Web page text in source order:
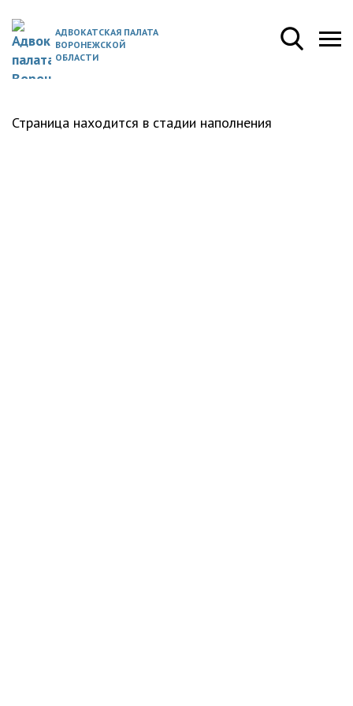
АДВОКАТСКАЯ ПАЛАТА
ВОРОНЕЖСКОЙ
ОБЛАСТИ
Страница находится в стадии наполнения